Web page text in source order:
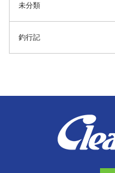
未分類
釣行記